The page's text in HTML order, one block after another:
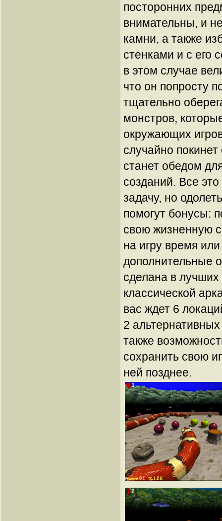
посторонних
внимательны, и
камни, а также
стенками и с его
в этом случае
что он попросту
тщательно
монстров,
окружающих
случайно
станет обедом
созданий. Все
задачу, но
помогут бонусы:
свою жизненную
на игру время
дополнительные
сделана в лучших
классической
вас ждет 6
2
также
сохранить свою
ней позднее.